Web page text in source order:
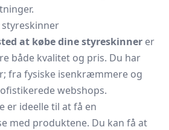
at købe dine styreskinner er
både kvalitet og pris. Du har
fra fysiske isenkræmmere og
webshops.
er ideelle til at få en
med produktene. Du kan få at